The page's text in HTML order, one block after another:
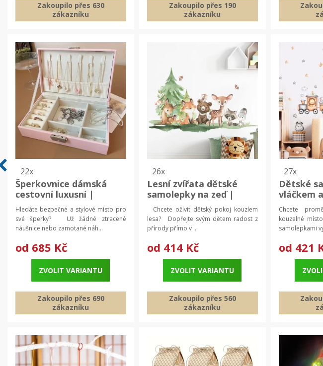
Zakoupilo přes 630
zákazníku
Zakoupilo přes 190
zákazníku
22x
Šperkovnice dámská
cestovní luxusní |
Krabička na šperky,
šperkovnice
Hledáte bezpečné a stylové místo pro
své šperky? Už žádné ztracené
náušnice nebo zamotané náh...
od 685 Kč
ZVOLIT VARIANTU
Zakoupilo přes 690
zákazníku
26x
Lesní zvířata dětské
samolepky na zeď |
Dětská dekorace,
Tapeta na zeď
Chcete oživit dětský pokoj kouzlem
lesa? Dopřejte svým dětem radost z
přírody přímo v ...
od 414 Kč
ZVOLIT VARIANTU
Zakoupilo přes 560
zákazníku
27x
Dětské
vláčkem
zeď |
dětská
dekorace
Chcete
kouzelné
samolepkami
od 421